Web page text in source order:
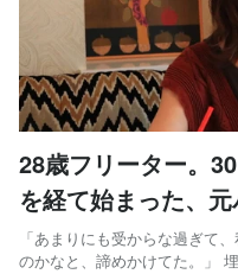
28歳フリーター。
を経て始まった、
旅路
「あまりにも受からな過ぎて
のかなと、諦めかけてた。」 埋まらない履歴書。 決まらない就職先。